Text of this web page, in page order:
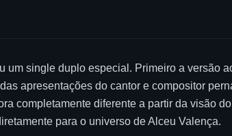
um single duplo especial. Primeiro a versão
apresentações do cantor e compositor
completamente diferente a partir da visão
para o universo de Alceu Valença.